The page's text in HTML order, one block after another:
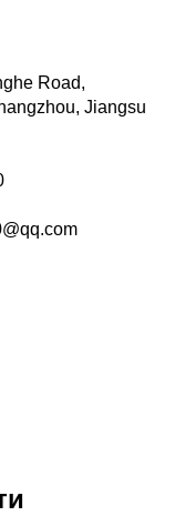
Road,
Jiangsu